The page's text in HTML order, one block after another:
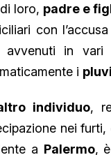
loro, padre e
con
avvenuti in vari
i
individuo,
nei
a Palermo,